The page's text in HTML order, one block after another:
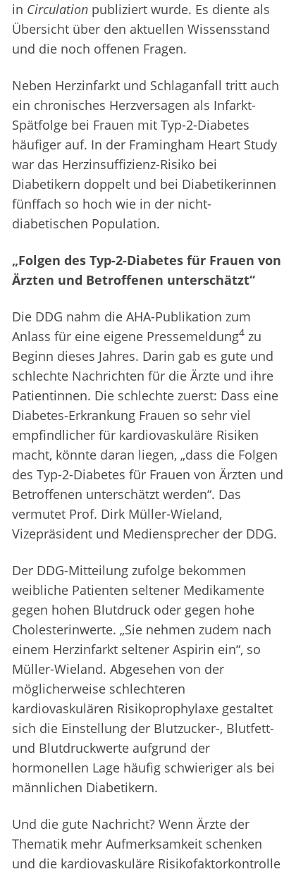
in Circulation publiziert wurde. Es diente als
Übersicht über den aktuellen Wissensstand
und die noch offenen Fragen.
Neben Herzinfarkt und Schlaganfall tritt auch
ein chronisches Herzversagen als Infarkt-
Spätfolge bei Frauen mit Typ-2-Diabetes
häufiger auf. In der Framingham Heart Study
war das Herzinsuffizienz-Risiko bei
Diabetikern doppelt und bei Diabetikerinnen
fünffach so hoch wie in der nicht-
diabetischen Population.
„Folgen des Typ-2-Diabetes für Frauen von
Ärzten und Betroffenen unterschätzt“
Die DDG nahm die AHA-Publikation zum
Anlass für eine eigene Pressemeldung4 zu
Beginn dieses Jahres. Darin gab es gute und
schlechte Nachrichten für die Ärzte und ihre
Patientinnen. Die schlechte zuerst: Dass eine
Diabetes-Erkrankung Frauen so sehr viel
empfindlicher für kardiovaskuläre Risiken
macht, könnte daran liegen, „dass die Folgen
des Typ-2-Diabetes für Frauen von Ärzten und
Betroffenen unterschätzt werden“. Das
vermutet Prof. Dirk Müller-Wieland,
Vizepräsident und Mediensprecher der DDG.
Der DDG-Mitteilung zufolge bekommen
weibliche Patienten seltener Medikamente
gegen hohen Blutdruck oder gegen hohe
Cholesterinwerte. „Sie nehmen zudem nach
einem Herzinfarkt seltener Aspirin ein“, so
Müller-Wieland. Abgesehen von der
möglicherweise schlechteren
kardiovaskulären Risikoprophylaxe gestaltet
sich die Einstellung der Blutzucker-, Blutfett-
und Blutdruckwerte aufgrund der
hormonellen Lage häufig schwieriger als bei
männlichen Diabetikern.
Und die gute Nachricht? Wenn Ärzte der
Thematik mehr Aufmerksamkeit schenken
und die kardiovaskuläre Risikofaktorkontrolle